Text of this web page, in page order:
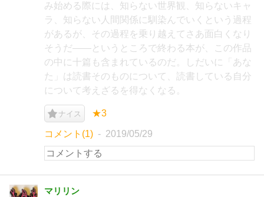
み始める際には、知らない世界観、知らないキャ
ラ、知らない人間関係に馴染んでいくという過程
があるが、その過程を乗り越えてさあ面白くなり
そうだ――というところで終わる本が、この作品
の中に十篇も含まれているのだ。しだいに「あな
た」は読書そのものについて、読書している自分
について考えざるを得なくなる。
ナイス ★3
コメント(1) 2019/05/29
マリリン